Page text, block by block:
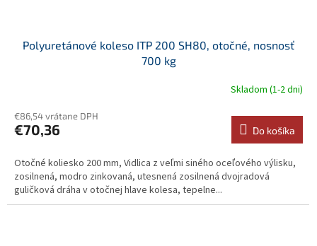
Polyuretánové koleso ITP 200 SH80, otočné, nosnosť
700 kg
Skladom (1-2 dni)
€86,54 vrátane DPH
€70,36 Do košíka
Otočné koliesko 200 mm, Vidlica z veľmi siného oceľového výlisku,
zosilnená, modro zinkovaná, utesnená zosilnená dvojradová
guličková dráha v otočnej hlave kolesa, tepelne...